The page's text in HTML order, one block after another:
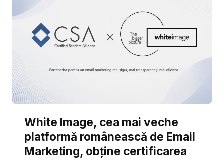
White Image, cea mai veche
platformă românească de Email
Marketing, obține certificarea